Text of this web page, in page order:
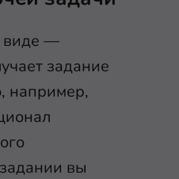
виде —
задание
например,
вы